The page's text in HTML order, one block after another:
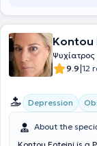
Kontou
9.9|12
Depression
About the